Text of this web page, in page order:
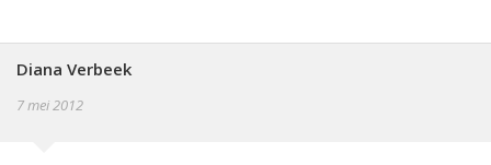
Diana Verbeek
7 mei 2012